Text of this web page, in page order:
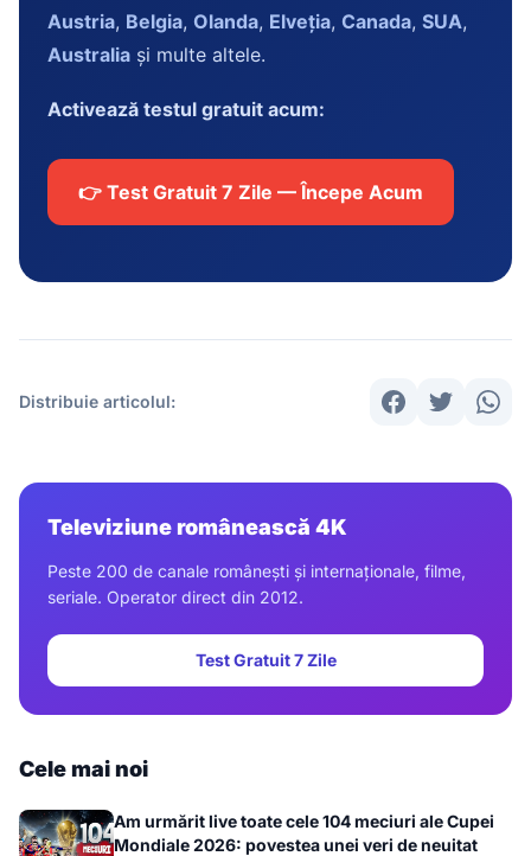
Austria, Belgia, Olanda, Elveția, Canada, SUA,
Australia și multe altele.
Activează testul gratuit acum:
👉 Test Gratuit 7 Zile — Începe Acum
Distribuie articolul:
Televiziune românească 4K
Peste 200 de canale românești și internaționale, filme,
seriale. Operator direct din 2012.
Test Gratuit 7 Zile
Cele mai noi
Am urmărit live toate cele 104 meciuri ale Cupei
Mondiale 2026: povestea unei veri de neuitat